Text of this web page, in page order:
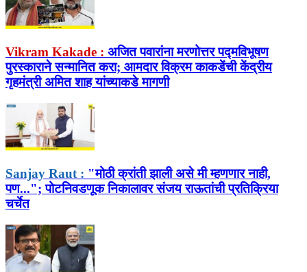
Vikram Kakade : अजित पवारांना मरणोत्तर पद्मविभूषण
पुरस्काराने सन्मानित करा; आमदार विक्रम काकडेंची केंद्रीय
गृहमंत्री अमित शाह यांच्याकडे मागणी
Sanjay Raut : "मोठी क्रांती झाली असे मी म्हणणार नाही,
पण..."; पोटनिवडणूक निकालावर संजय राऊतांची प्रतिक्रिया
चर्चेत